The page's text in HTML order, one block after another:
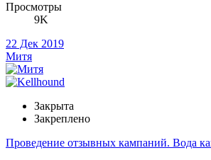
Просмотры
9K
22 Дек 2019
Митя
Закрыта
Закреплено
Проведение отзывных кампаний. Вода